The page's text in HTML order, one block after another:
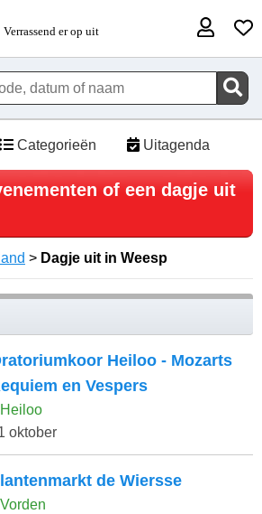
Categorieën Uitagenda
of een dagje uit
> Dagje uit in Weesp
Heiloo - Mozarts
en Vespers
Heiloo
oktober
de Wiersse
Vorden